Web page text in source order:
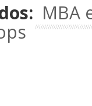
MBA